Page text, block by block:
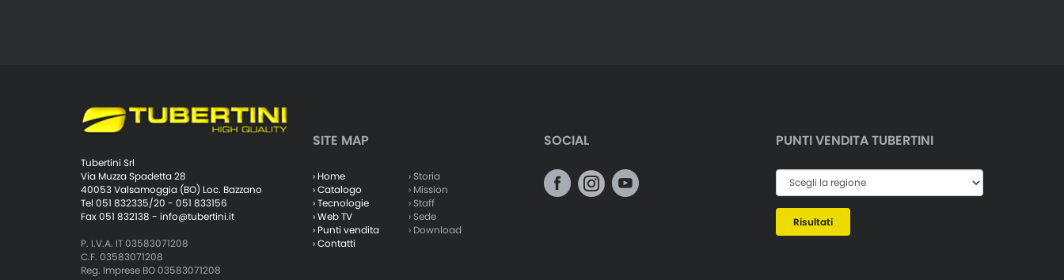
Tubertini Srl
Via Muzza Spadetta 28
40053 Valsamoggia (BO) Loc. Bazzano
Tel 051 832335/20 - 051 833156
Fax 051 832138 - info@tubertini.it
P. I.V.A. IT 03583071208
C.F. 03583071208
Reg. Imprese BO 03583071208
SITE MAP
› Home
› Catalogo
› Tecnologie
› Web TV
› Punti vendita
› Contatti
› Storia
› Mission
› Staff
› Sede
› Download
SOCIAL PUNTI VENDITA TUBERTINI
Risultati